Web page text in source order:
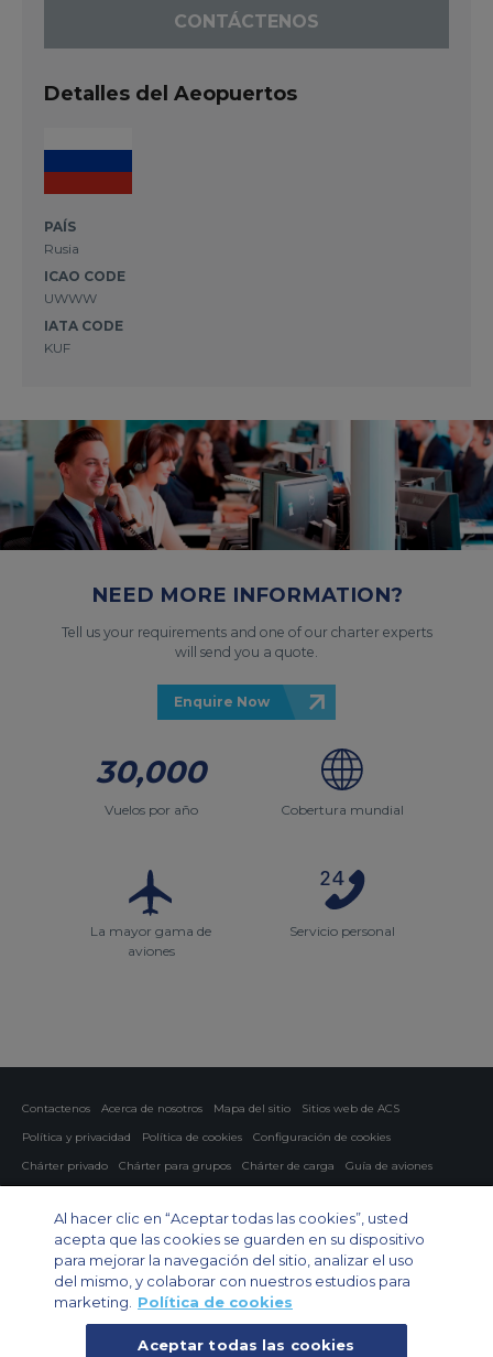
CONTÁCTENOS
Detalles del Aeopuertos
PAÍS
Rusia
ICAO CODE
UWWW
IATA CODE
KUF
NEED MORE INFORMATION?
Tell us your requirements and one of our charter experts
will send you a quote.
Enquire Now
30,000
Vuelos por año Cobertura mundial
La mayor gama de
aviones
Servicio personal
Contactenos Acerca de nosotros Mapa del sitio
Sitios web de ACS
Política y privacidad
Política de cookies
Configuración de cookies
Chárter privado
Chárter para grupos Chárter de carga Guía de aviones
Private Charter App
Al hacer clic en “Aceptar todas las cookies”, usted
acepta que las cookies se guarden en su dispositivo
para mejorar la navegación del sitio, analizar el uso
del mismo, y colaborar con nuestros estudios para
marketing.
Política de cookies
Aceptar todas las cookies